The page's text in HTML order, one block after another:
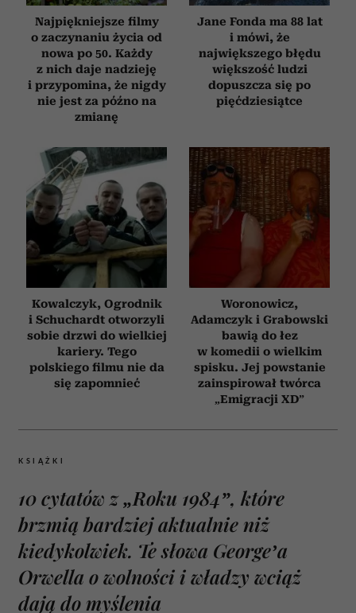
Najpiękniejsze filmy
o zaczynaniu życia od
nowa po 50. Każdy
z nich daje nadzieję
i przypomina, że nigdy
nie jest za późno na
zmianę
Jane Fonda ma 88 lat
i mówi, że
największego błędu
większość ludzi
dopuszcza się po
pięćdziesiątce
Kowalczyk, Ogrodnik
i Schuchardt otworzyli
sobie drzwi do wielkiej
kariery. Tego
polskiego filmu nie da
się zapomnieć
Woronowicz,
Adamczyk i Grabowski
bawią do łez
w komedii o wielkim
spisku. Jej powstanie
zainspirował twórca
„Emigracji XD”
KSIĄŻKI
10 cytatów z „Roku 1984”, które
brzmią bardziej aktualnie niż
kiedykolwiek. Te słowa George’a
Orwella o wolności i władzy wciąż
dają do myślenia